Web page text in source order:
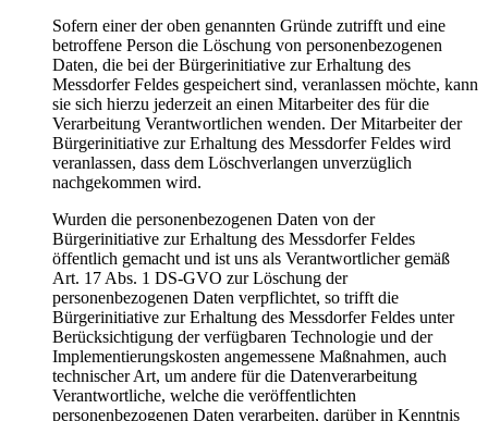
Sofern einer der oben genannten Gründe zutrifft und eine
betroffene Person die Löschung von personenbezogenen
Daten, die bei der Bürgerinitiative zur Erhaltung des
Messdorfer Feldes gespeichert sind, veranlassen möchte, kann
sie sich hierzu jederzeit an einen Mitarbeiter des für die
Verarbeitung Verantwortlichen wenden. Der Mitarbeiter der
Bürgerinitiative zur Erhaltung des Messdorfer Feldes wird
veranlassen, dass dem Löschverlangen unverzüglich
nachgekommen wird.
Wurden die personenbezogenen Daten von der
Bürgerinitiative zur Erhaltung des Messdorfer Feldes
öffentlich gemacht und ist uns als Verantwortlicher gemäß
Art. 17 Abs. 1 DS-GVO zur Löschung der
personenbezogenen Daten verpflichtet, so trifft die
Bürgerinitiative zur Erhaltung des Messdorfer Feldes unter
Berücksichtigung der verfügbaren Technologie und der
Implementierungskosten angemessene Maßnahmen, auch
technischer Art, um andere für die Datenverarbeitung
Verantwortliche, welche die veröffentlichten
personenbezogenen Daten verarbeiten, darüber in Kenntnis